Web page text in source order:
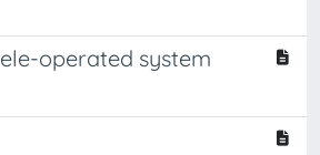
operated system